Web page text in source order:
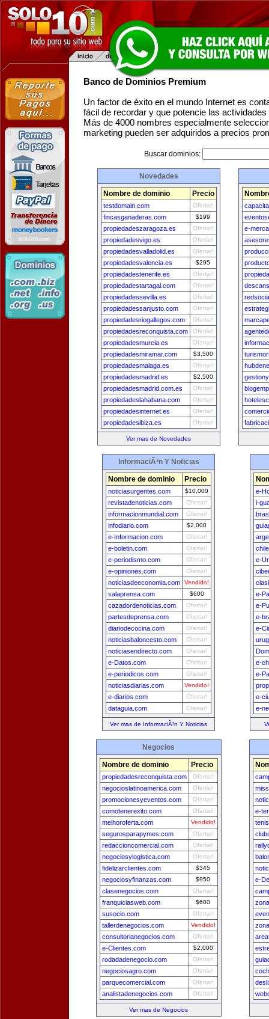
Banco de Dominios Premium
Un factor de éxito en el mundo Internet es
fácil de recordar y que potencie las
Más de 4000 nombres especialmente
marketing pueden ser adquiridos a precios
Buscar dominios:
Novedades
Nombre de dominio Precio
testdomain.com Ofertar!
fincasganaderas.com $199
propiedadeszaragoza.es Ofertar!
propiedadesvigo.es Ofertar!
propiedadesvalladolid.es Ofertar!
propiedadesvalencia.es $295
propiedadestenerife.es Ofertar!
propiedadestartagal.com Ofertar!
propiedadessevilla.es Ofertar!
propiedadessanjusto.com Ofertar!
propiedadesriogallegos.com Ofertar!
propiedadesreconquista.com Ofertar!
propiedadesmurcia.es Ofertar!
propiedadesmiramar.com $3,500
propiedadesmalaga.es Ofertar!
propiedadesmadrid.es $2,500
propiedadesmadrid.com.es Ofertar!
propiedadeslahabana.com Ofertar!
propiedadesinternet.es Ofertar!
propiedadesibiza.es Ofertar!
Ver mas de Novedades
e-
InformaciÃ³n Y Noticias
Nombre de dominio Precio
noticiasurgentes.com $10,000
revistadenoticias.com Ofertar!
informacionmundial.com Ofertar!
infodiario.com $2,000
e-Informacion.com Ofertar!
e-boletin.com Ofertar!
e-periodismo.com Ofertar!
e-opiniones.com Ofertar!
noticiasdeeconomia.com Vendido!
salaprensa.com $600
cazadordenoticias.com Ofertar!
partesdeprensa.com Ofertar!
diariodecocina.com Ofertar!
noticiasbaloncesto.com Ofertar!
noticiasendirecto.com Ofertar!
e-Datos.com Ofertar!
e-periodicos.com Ofertar!
noticiasdiarias.com Vendido!
e-diarios.com Ofertar!
dataguia.com Ofertar!
Ver mas de InformaciÃ³n Y Noticias
e-
i-
e-
e-
e-
e-
e-
e-
e-
e-
e-
Negocios
Nombre de dominio Precio
propiedadesreconquista.com Ofertar!
negocioslatinoamerica.com Ofertar!
promocionesyeventos.com Ofertar!
comotenerexito.com Ofertar!
melhoroferta.com Vendido!
segurosparapymes.com Ofertar!
redaccioncomercial.com Ofertar!
negociosylogistica.com Ofertar!
fidelizarclientes.com $345
negociosyfinanzas.com $950
clasenegocios.com Ofertar!
franquiciasweb.com $600
susocio.com Ofertar!
tallerdenegocios.com Vendido!
consultorianegocios.com Ofertar!
e-Clientes.com $2,000
rodadadenegocio.com Ofertar!
negociosagro.com Ofertar!
parquecomercial.com Ofertar!
analistadenegocios.com Ofertar!
Ver mas de Negocios
e-
e-